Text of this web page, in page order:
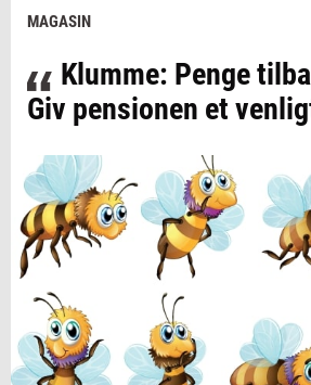
MAGASIN
Klumme: Penge
Giv pensionen et